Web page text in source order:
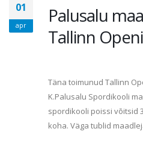
01
apr
Palusalu
Tallinn
Täna toimunud Tallinn
K.Palusalu Spordikooli
spordikooli poissi võitsid
koha. Väga tublid